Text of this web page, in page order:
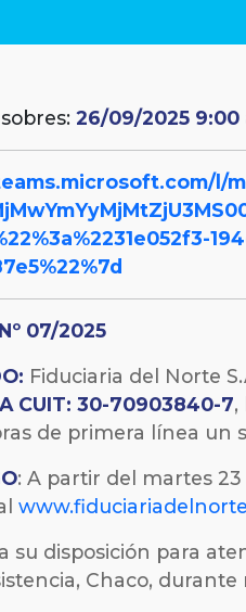
26/09/2025 9:00
l/
07/2025
Fiduciaria del Norte
CUIT: 30-70903840-7,
de primera línea un
: A partir del martes
su disposición para
Chaco,